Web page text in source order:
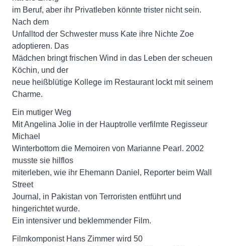
im Beruf, aber ihr Privatleben könnte trister nicht sein.
Nach dem
Unfalltod der Schwester muss Kate ihre Nichte Zoe
adoptieren. Das
Mädchen bringt frischen Wind in das Leben der scheuen
Köchin, und der
neue heißblütige Kollege im Restaurant lockt mit seinem
Charme.
Ein mutiger Weg
Mit Angelina Jolie in der Hauptrolle verfilmte Regisseur
Michael
Winterbottom die Memoiren von Marianne Pearl. 2002
musste sie hilflos
miterleben, wie ihr Ehemann Daniel, Reporter beim Wall
Street
Journal, in Pakistan von Terroristen entführt und
hingerichtet wurde.
Ein intensiver und beklemmender Film.
Filmkomponist Hans Zimmer wird 50